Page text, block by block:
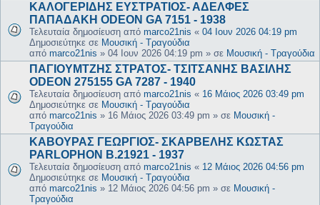
ΚΑΛΟΓΕΡΙΔΗΣ ΕΥΣΤΡΑΤΙΟΣ- ΑΔΕΛΦΕΣ
ΠΑΠΑΔΑΚΗ ODEON GA 7151 - 1938
Τελευταία δημοσίευση από marco21nis « 04 Ιουν 2026 04:19 pm
Δημοσιεύτηκε σε Μουσική - Τραγούδια
από marco21nis » 04 Ιουν 2026 04:19 pm » σε Μουσική - Τραγούδια
ΠΑΓΙΟΥΜΤΖΗΣ ΣΤΡΑΤΟΣ- ΤΣΙΤΣΑΝΗΣ ΒΑΣΙΛΗΣ
ODEON 275155 GA 7287 - 1940
Τελευταία δημοσίευση από marco21nis « 16 Μάιος 2026 03:49 pm
Δημοσιεύτηκε σε Μουσική - Τραγούδια
από marco21nis » 16 Μάιος 2026 03:49 pm » σε Μουσική -
Τραγούδια
ΚΑΒΟΥΡΑΣ ΓΕΩΡΓΙΟΣ- ΣΚΑΡΒΕΛΗΣ ΚΩΣΤΑΣ
PARLOPHON B.21921 - 1937
Τελευταία δημοσίευση από marco21nis « 12 Μάιος 2026 04:56 pm
Δημοσιεύτηκε σε Μουσική - Τραγούδια
από marco21nis » 12 Μάιος 2026 04:56 pm » σε Μουσική -
Τραγούδια